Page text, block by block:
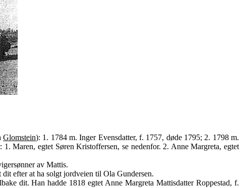
Glomstein): 1. 1784 m. Inger Evensdatter, f. 1757, døde 1795; 2. 1798 m.
Maren, egtet Søren Kristoffersen, se nedenfor. 2. Anne Margreta, egtet
av Mattis.
dit efter at ha solgt jordveien til Ola Gundersen.
dit. Han hadde 1818 egtet Anne Margreta Mattisdatter Roppestad, f.